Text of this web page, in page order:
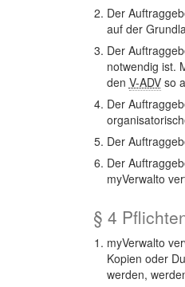
Der
auf der
Der
notwendig ist.
den V-ADVso
Der
Der
Der
myVerwalto
§ 4
myVerwalto
Kopien oder
werden,